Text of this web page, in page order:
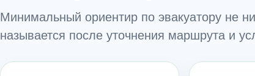
Минимальный ориентир по эвакуатору не
называется после уточнения маршрута и